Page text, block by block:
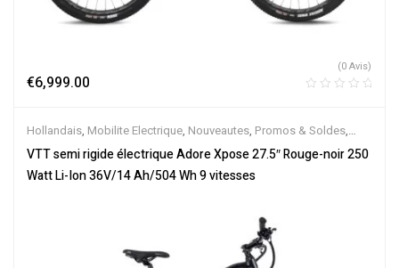
€6,999.00
(0 Avis)
Hollandais, Mobilite Electrique, Nouveautes, Promos & Soldes,
Semi-Rigides,Vélo électrique ville,Velos Electriques,VTT
Électriques
VTT semi rigide électrique Adore Xpose 27.5″ Rouge-noir 250
Watt Li-Ion 36V/14 Ah/504 Wh 9 vitesses